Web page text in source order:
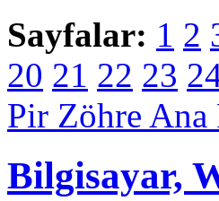
Sayfalar: 1 2
20 21 22 23
Pir Zöhre Ana
Bilgisayar,